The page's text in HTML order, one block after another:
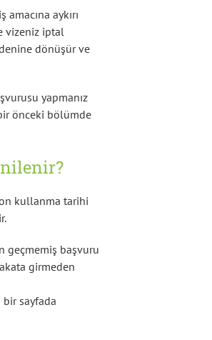
aykırı
vizeniz iptal
dönüşür ve
yapmanız
önceki bölümde
kullanma tarihi
geçmemiş başvuru
girmeden
bir sayfada